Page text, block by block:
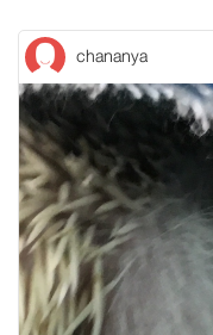
chananya